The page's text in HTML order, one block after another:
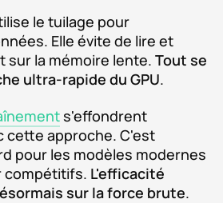
le tuilage pour
Elle évite de lire et
sur la mémoire lente. Tout se
ultra-rapide du GPU.
s'effondrent
cette approche. C'est
pour les modèles modernes
compétitifs. L'efficacité
sur la force brute.